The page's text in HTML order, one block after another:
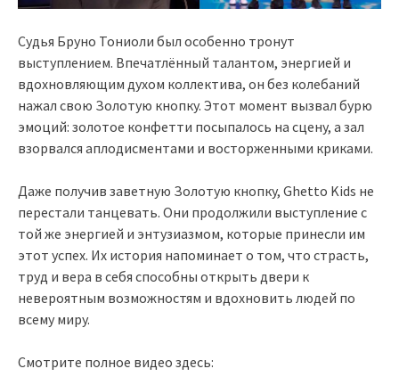
Судья Бруно Тониоли был особенно тронут
выступлением. Впечатлённый талантом, энергией и
вдохновляющим духом коллектива, он без колебаний
нажал свою Золотую кнопку. Этот момент вызвал бурю
эмоций: золотое конфетти посыпалось на сцену, а зал
взорвался аплодисментами и восторженными криками.
Даже получив заветную Золотую кнопку, Ghetto Kids не
перестали танцевать. Они продолжили выступление с
той же энергией и энтузиазмом, которые принесли им
этот успех. Их история напоминает о том, что страсть,
труд и вера в себя способны открыть двери к
невероятным возможностям и вдохновить людей по
всему миру.
Смотрите полное видео здесь: